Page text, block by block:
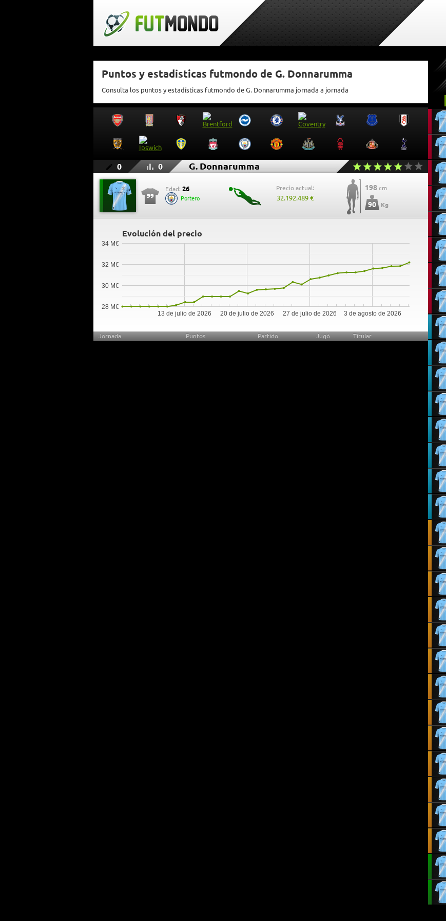
Puntos y estadísticas futmondo de G. Donnarumma
Consulta los puntos y estadísticas futmondo de G. Donnarumma jornada a jornada
0 0 G. Donnarumma
99
Edad: 26
Portero
Precio actual:
32.192.489 €
198 cm
90 Kg
Evolución del precio
13 de julio de 2026 20 de julio de 2026 27 de julio de 2026 3 de agosto de 2026
28 M€
30 M€
32 M€
34 M€
Jornada Puntos Partido Jugó Titular